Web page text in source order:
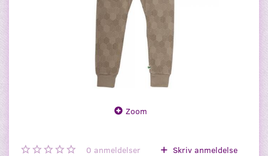
Zoom
0 anmeldelser Skriv anmeldelse